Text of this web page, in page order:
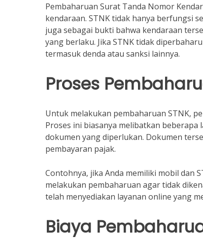
Pembaharuan Surat Tanda Nomor
kendaraan. STNK tidak hanya berfungsi
juga sebagai bukti bahwa kendaraan
yang berlaku. Jika STNK tidak
termasuk denda atau sanksi lainnya.
Proses
Untuk melakukan pembaharuan STNK,
Proses ini biasanya melibatkan
dokumen yang diperlukan. Dokumen
pembayaran pajak.
Contohnya, jika Anda memiliki mobil dan
melakukan pembaharuan agar tidak
telah menyediakan layanan online yang
Biaya